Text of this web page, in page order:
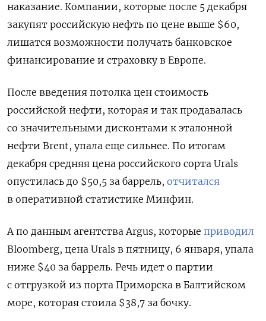
наказание. Компании, которые после 5 декабря
закупят российскую нефть по цене выше $60,
лишатся возможности получать банковское
финансирование и страховку в Европе.
После введения потолка цен стоимость
российской нефти, которая и так продавалась
со значительными дисконтами к эталонной
нефти Brent, упала еще сильнее. По итогам
декабря средняя цена российского сорта Urals
опустилась до $50,5 за баррель, отчитался
в оперативной статистике Минфин.
А по данным агентства Argus, которые приводил
Bloomberg, цена Urals в пятницу, 6 января, упала
ниже $40 за баррель. Речь идет о партии
с отгрузкой из порта Приморска в Балтийском
море, которая стоила $38,7 за бочку.